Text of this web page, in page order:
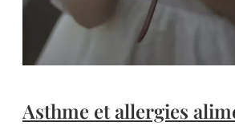
Asthme et allergies